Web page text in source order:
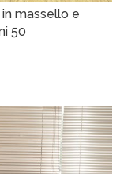
massello e
50